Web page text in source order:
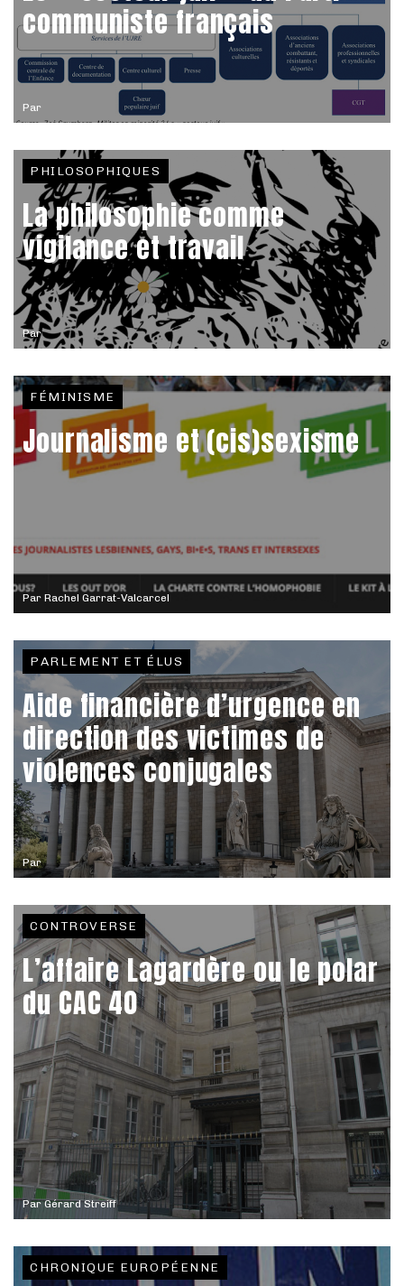
Par
communiste français
Par
PHILOSOPHIQUES
La philosophie comme
vigilance et travail
Par Rachel Garrat-Valcarcel
FÉMINISME
Journalisme et (cis)sexisme
Par
PARLEMENT ET ÉLUS
Aide financière d’urgence en
direction des victimes de
violences conjugales
ParGérard Streiff
CONTROVERSE
L’affaire Lagardère ou le polar
du CAC 40
CHRONIQUE EUROPÉENNE